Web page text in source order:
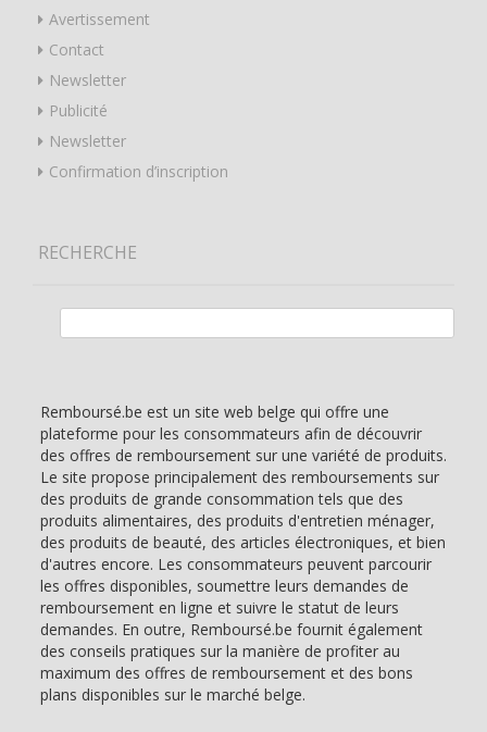
Avertissement
Contact
Newsletter
Publicité
Newsletter
Confirmation d’inscription
RECHERCHE
Remboursé.be est un site web belge qui offre une
plateforme pour les consommateurs afin de découvrir
des offres de remboursement sur une variété de produits.
Le site propose principalement des remboursements sur
des produits de grande consommation tels que des
produits alimentaires, des produits d'entretien ménager,
des produits de beauté, des articles électroniques, et bien
d'autres encore. Les consommateurs peuvent parcourir
les offres disponibles, soumettre leurs demandes de
remboursement en ligne et suivre le statut de leurs
demandes. En outre, Remboursé.be fournit également
des conseils pratiques sur la manière de profiter au
maximum des offres de remboursement et des bons
plans disponibles sur le marché belge.